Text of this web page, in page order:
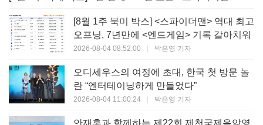
[8월 1주 북미 박스] <스파이더맨> 역대 최고
오프닝, 7년만에 <엔드게임> 기록 갈아치워
2026-08-04 08:52:00 | 박은영 기자
오디세우스의 여정에 초대, 한국 첫 방문 놀
란 “엔터테이닝하게 만들었다”
2026-08-04 11:00:24 | 박은영 기자
안재홍과 함께하는 제22회 제천국제음악영